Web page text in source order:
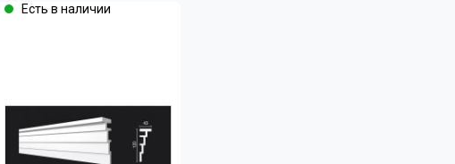
Есть в наличии